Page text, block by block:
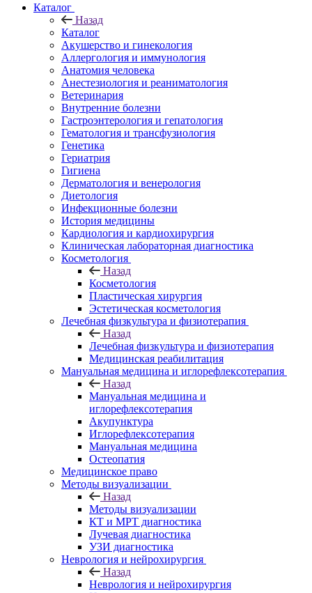
Каталог
Назад
Каталог
Акушерство и гинекология
Аллергология и иммунология
Анатомия человека
Анестезиология и реаниматология
Ветеринария
Внутренние болезни
Гастроэнтерология и гепатология
Гематология и трансфузиология
Генетика
Гериатрия
Гигиена
Дерматология и венерология
Диетология
Инфекционные болезни
История медицины
Кардиология и кардиохирургия
Клиническая лабораторная диагностика
Косметология
Назад
Косметология
Пластическая хирургия
Эстетическая косметология
Лечебная физкультура и физиотерапия
Назад
Лечебная физкультура и физиотерапия
Медицинская реабилитация
Мануальная медицина и иглорефлексотерапия
Назад
Мануальная медицина и
иглорефлексотерапия
Акупунктура
Иглорефлексотерапия
Мануальная медицина
Остеопатия
Медицинское право
Методы визуализации
Назад
Методы визуализации
КТ и МРТ диагностика
Лучевая диагностика
УЗИ диагностика
Неврология и нейрохирургия
Назад
Неврология и нейрохирургия